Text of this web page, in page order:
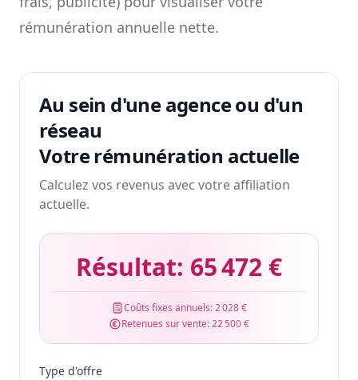
rémunération annuelle nette.
Au sein d'une agence ou d'un
réseau
Votre rémunération actuelle
Calculez vos revenus avec votre affiliation
actuelle.
Résultat: 65 472 €
Coûts fixes annuels:2 028 €
Retenues sur vente:22 500 €
Type d'offre